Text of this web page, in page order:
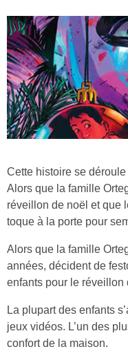
Cette histoire se
Alors que la famille
réveillon de noël et que
toque à la porte pour
Alors que la famille
années, décident de
enfants pour le réveillon
La plupart des enfants
jeux vidéos. L’un des
confort de la maison.